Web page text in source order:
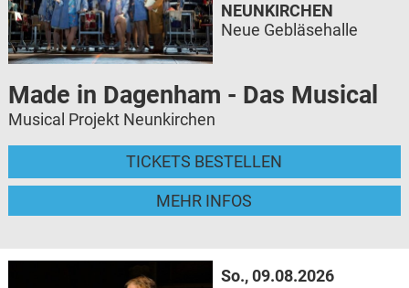
Made in Dagenham - Das Musical
Musical Projekt Neunkirchen
TICKETS BESTELLEN
MEHR INFOS
NEUNKIRCHEN
Neue Gebläsehalle
So., 09.08.2026